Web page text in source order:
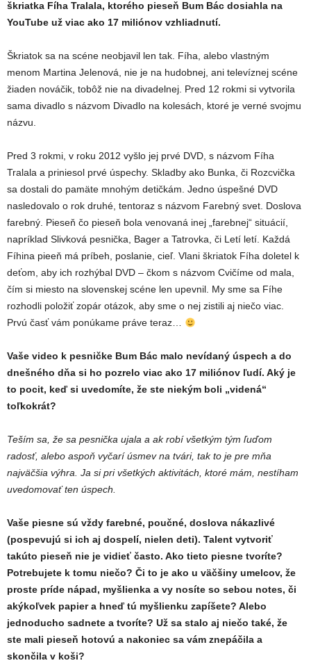
škriatka Fíha Tralala, ktorého pieseň Bum Bác dosiahla na
YouTube už viac ako 17 miliónov vzhliadnutí.
Škriatok sa na scéne neobjavil len tak. Fíha, alebo vlastným
menom Martina Jelenová, nie je na hudobnej, ani televíznej scéne
žiaden nováčik, tobôž nie na divadelnej. Pred 12 rokmi si vytvorila
sama divadlo s názvom Divadlo na kolesách, ktoré je verné svojmu
názvu.
Pred 3 rokmi, v roku 2012 vyšlo jej prvé DVD, s názvom Fíha
Tralala a priniesol prvé úspechy. Skladby ako Bunka, či Rozcvička
sa dostali do pamäte mnohým detičkám. Jedno úspešné DVD
nasledovalo o rok druhé, tentoraz s názvom Farebný svet. Doslova
farebný. Pieseň čo pieseň bola venovaná inej „farebnej“ situácií,
napríklad Slivková pesnička, Bager a Tatrovka, či Letí letí. Každá
Fíhina pieeň má príbeh, poslanie, cieľ. Vlani škriatok Fíha doletel k
deťom, aby ich rozhýbal DVD – čkom s názvom Cvičíme od mala,
čím si miesto na slovenskej scéne len upevnil. My sme sa Fíhe
rozhodli položiť zopár otázok, aby sme o nej zistili aj niečo viac.
Prvú časť vám ponúkame práve teraz…
Vaše video k pesničke Bum Bác malo nevídaný úspech a do
dnešného dňa si ho pozrelo viac ako 17 miliónov ľudí. Aký je
to pocit, keď si uvedomíte, že ste niekým boli „videná“
toľkokrát?
Teším sa, že sa pesnička ujala a ak robí všetkým tým ľuďom
radosť, alebo aspoň vyčarí úsmev na tvári, tak to je pre mňa
najväčšia výhra. Ja si pri všetkých aktivitách, ktoré mám, nestíham
uvedomovať ten úspech.
Vaše piesne sú vždy farebné, poučné, doslova nákazlivé
(pospevujú si ich aj dospelí, nielen deti). Talent vytvoriť
takúto pieseň nie je vidieť často. Ako tieto piesne tvoríte?
Potrebujete k tomu niečo? Či to je ako u väčšiny umelcov, že
proste príde nápad, myšlienka a vy nosíte so sebou notes, či
akýkoľvek papier a hneď tú myšlienku zapíšete? Alebo
jednoducho sadnete a tvoríte? Už sa stalo aj niečo také, že
ste mali pieseň hotovú a nakoniec sa vám znepáčila a
skončila v koši?